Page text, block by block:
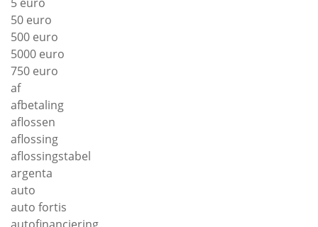
50 euro
500 euro
5000 euro
750 euro
af
afbetaling
aflossen
aflossing
aflossingstabel
argenta
auto
auto fortis